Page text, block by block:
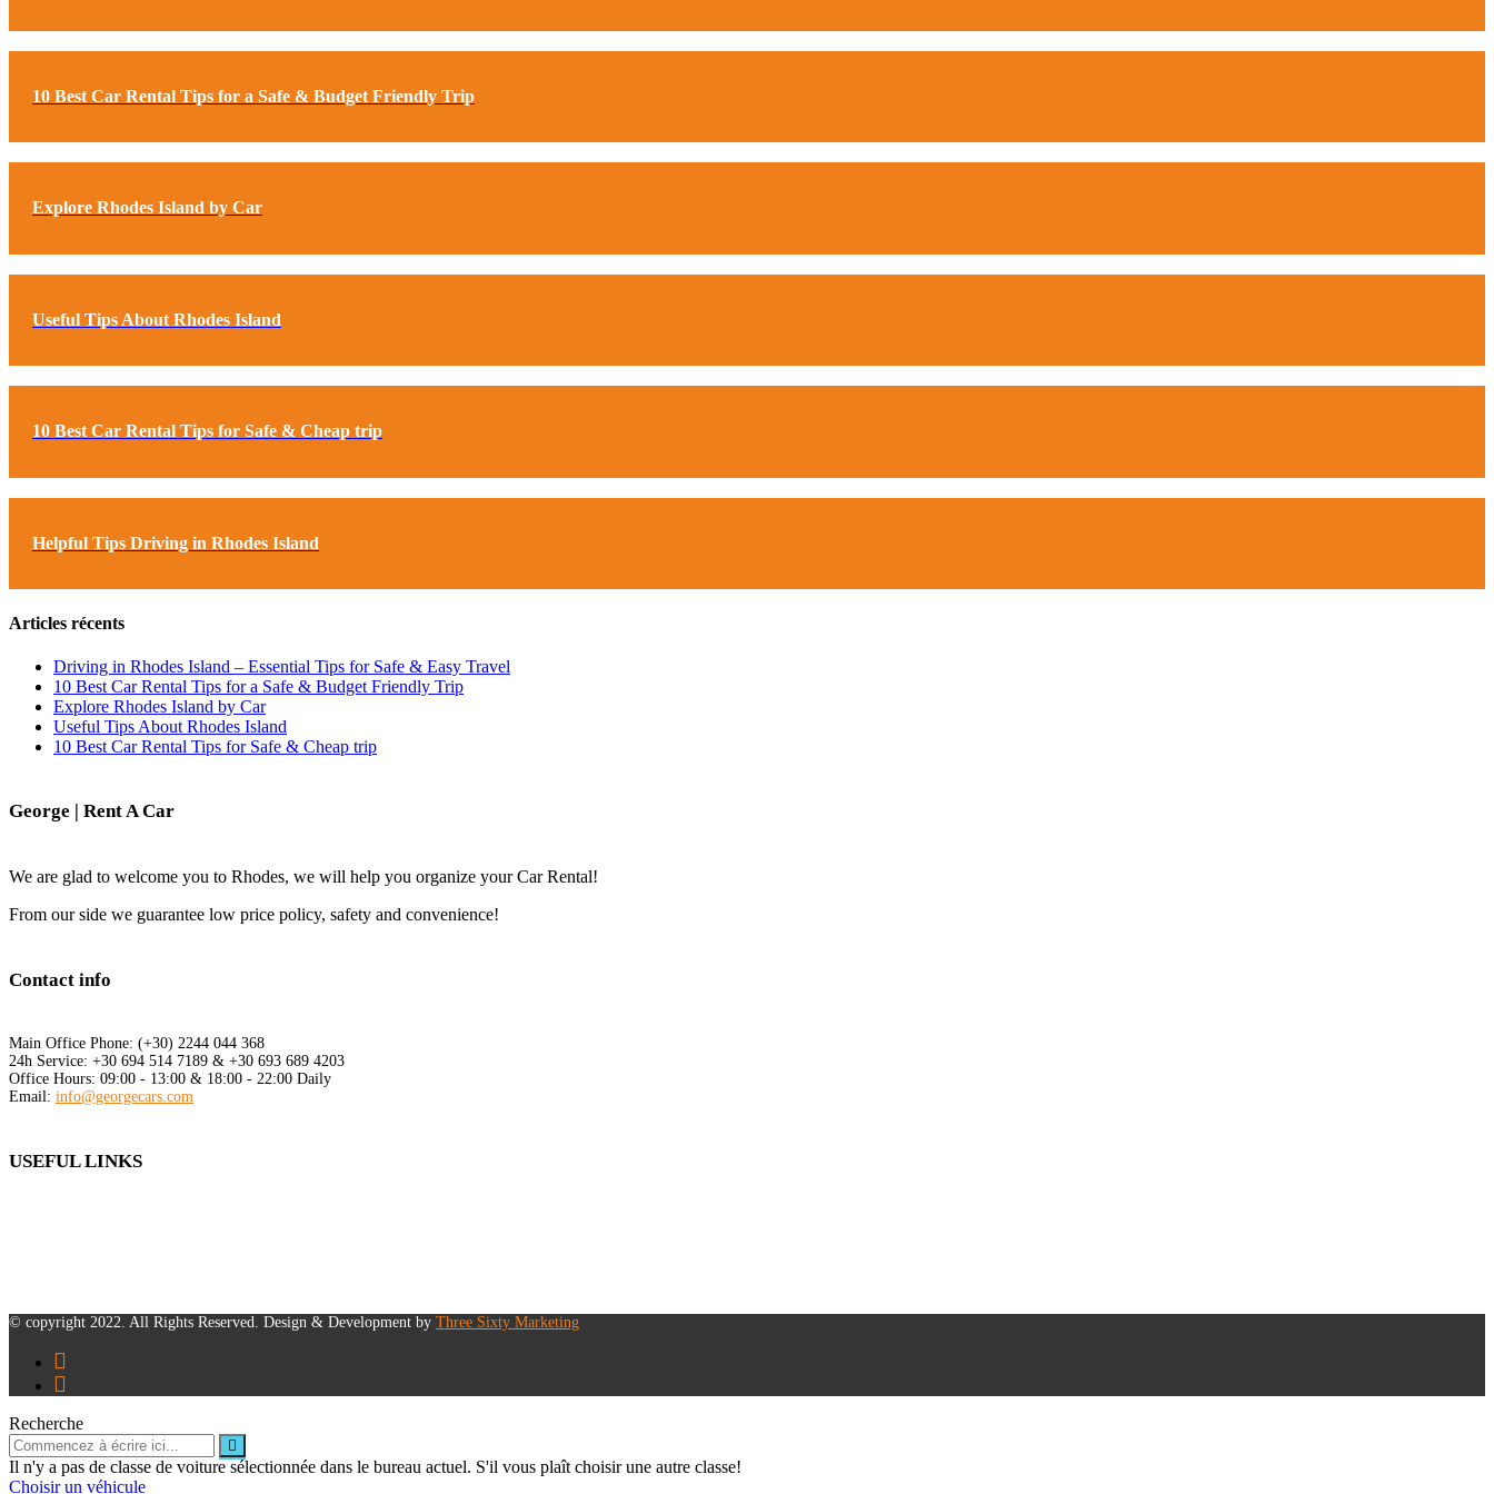
10 Best Car Rental Tips for a Safe & Budget Friendly Trip
Explore Rhodes Island by Car
Useful Tips About Rhodes Island
10 Best Car Rental Tips for Safe & Cheap trip
Helpful Tips Driving in Rhodes Island
Articles récents
Driving in Rhodes Island – Essential Tips for Safe & Easy Travel
10 Best Car Rental Tips for a Safe & Budget Friendly Trip
Explore Rhodes Island by Car
Useful Tips About Rhodes Island
10 Best Car Rental Tips for Safe & Cheap trip
George | Rent A Car
We are glad to welcome you to Rhodes, we will help you organize your Car Rental!
From our side we guarantee low price policy, safety and convenience!
Contact info
Main Office Phone: (+30) 2244 044 368
24h Service: +30 694 514 7189 & +30 693 689 4203
Office Hours: 09:00 - 13:00 & 18:00 - 22:00 Daily
Email: info@georgecars.com
USEFUL LINKS
© copyright 2022. All Rights Reserved. Design & Development by Three Sixty Marketing
Recherche
Il n'y a pas de classe de voiture sélectionnée dans le bureau actuel. S'il vous plaît choisir une autre classe!
Choisir un véhicule